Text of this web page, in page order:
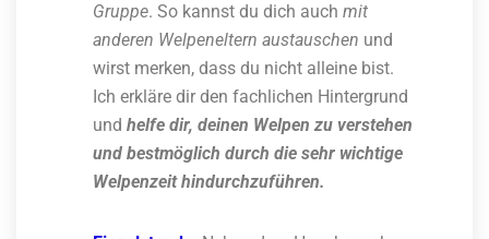
Gruppe. So kannst du dich auch mit
anderen Welpeneltern austauschen und
wirst merken, dass du nicht alleine bist.
Ich erkläre dir den fachlichen Hintergrund
und helfe dir, deinen Welpen zu verstehen
und bestmöglich durch die sehr wichtige
Welpenzeit hindurchzuführen.